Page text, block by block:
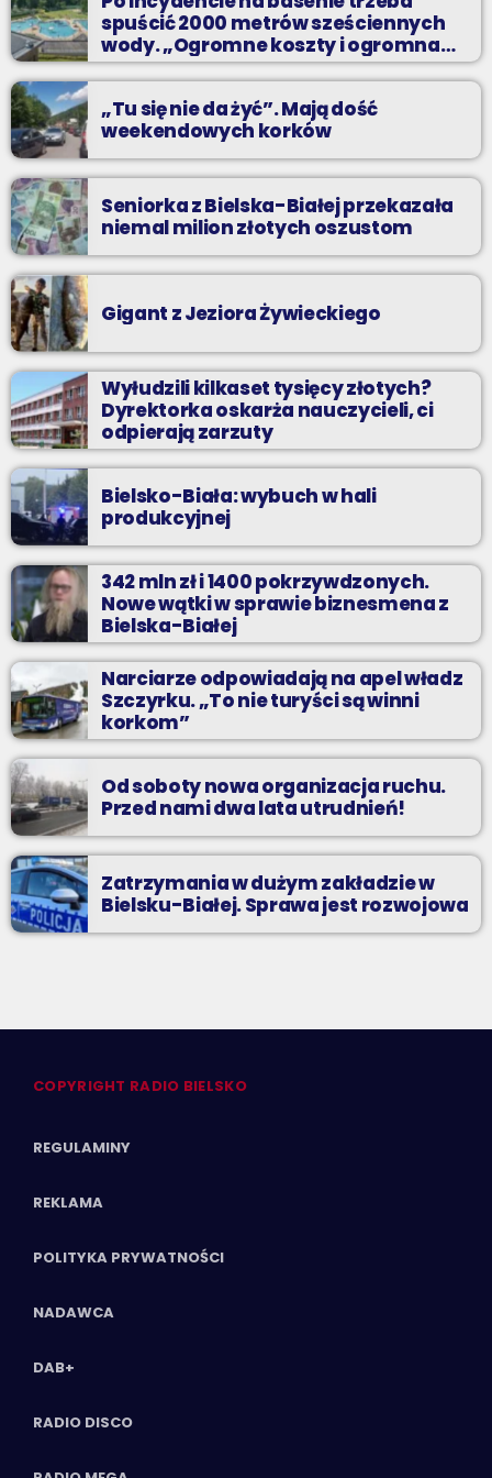
odpocząć?
spuścić 2000 metrów sześciennych
wody. „Ogromne koszty i ogromna
praca”
„Tu się nie da żyć”. Mają dość
weekendowych korków
Seniorka z Bielska-Białej przekazała
niemal milion złotych oszustom
Gigant z Jeziora Żywieckiego
Wyłudzili kilkaset tysięcy złotych?
Dyrektorka oskarża nauczycieli, ci
odpierają zarzuty
Bielsko-Biała: wybuch w hali
produkcyjnej
342 mln zł i 1400 pokrzywdzonych.
Nowe wątki w sprawie biznesmena z
Bielska-Białej
Narciarze odpowiadają na apel władz
Szczyrku. „To nie turyści są winni
korkom”
Od soboty nowa organizacja ruchu.
Przed nami dwa lata utrudnień!
Zatrzymania w dużym zakładzie w
Bielsku-Białej. Sprawa jest rozwojowa
COPYRIGHT RADIO BIELSKO
REGULAMINY
REKLAMA
POLITYKA PRYWATNOŚCI
NADAWCA
DAB+
RADIO DISCO